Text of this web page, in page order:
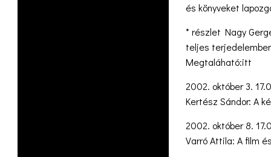
és könyveket
* részlet Nagy
teljes
Megtaláható:itt
2002. október 3.
Kertész Sándor: A
2002. október 8.
Varró Attila: A film